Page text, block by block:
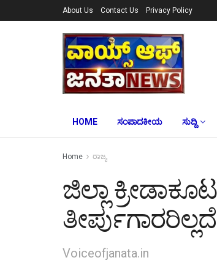
About Us Contact Us Privacy Policy
HOME ಸಂಪಾದಕೀಯ ಸುದ್ದಿ
Home ರಾಜ್ಯ
ಜಿಲ್ಲಾ
Voiceofjanata.in